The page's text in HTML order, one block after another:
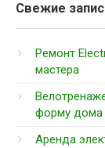
Свежие
Ремонт
мастера
форму дома
Аренда